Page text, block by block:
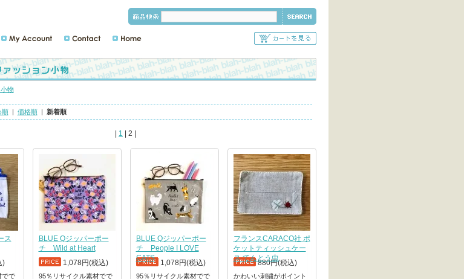
物
順| 価格順| 新着順
1 | 2 |
ス
)
でで
BLUE Qジッパーポー
チ Wild at Heart
1,078円(税込)
95％リサイクル素材でで
BLUE Qジッパーポー
チ People I LOVE
CATS
1,078円(税込)
95％リサイクル素材でで
フランスCARACO社 ポ
ケットティッシュケー
ス てんとう虫
880円(税込)
かわいい刺繍がポイント